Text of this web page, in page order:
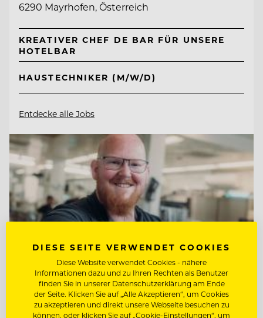
6290 Mayrhofen, Österreich
KREATIVER CHEF DE BAR FÜR UNSERE
HOTELBAR
HAUSTECHNIKER (M/W/D)
Entdecke alle Jobs
TOP ARBEITGEBER
DIESE SEITE VERWENDET COOKIES
Diese Website verwendet Cookies - nähere
Informationen dazu und zu Ihren Rechten als Benutzer
finden Sie in unserer Datenschutzerklärung am Ende
der Seite. Klicken Sie auf „Alle Akzeptieren“, um Cookies
zu akzeptieren und direkt unsere Webseite besuchen zu
können, oder klicken Sie auf „Cookie-Einstellungen“, um